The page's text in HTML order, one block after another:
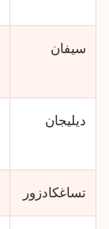
سيفان
ديليجان
تساغكادزور